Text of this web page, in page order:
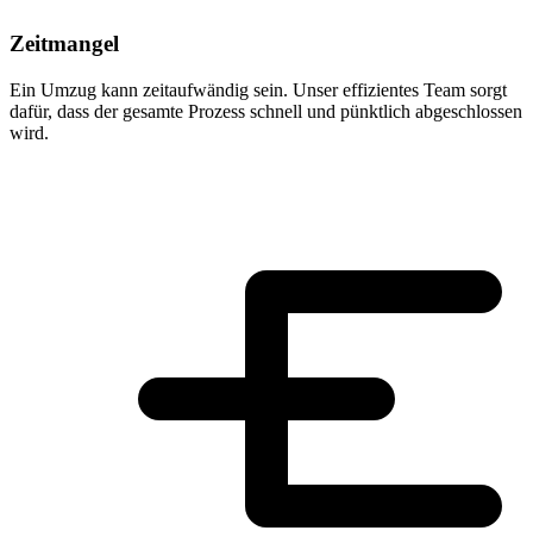
Zeitmangel
Ein Umzug kann zeitaufwändig sein. Unser effizientes Team sorgt
dafür, dass der gesamte Prozess schnell und pünktlich abgeschlossen
wird.